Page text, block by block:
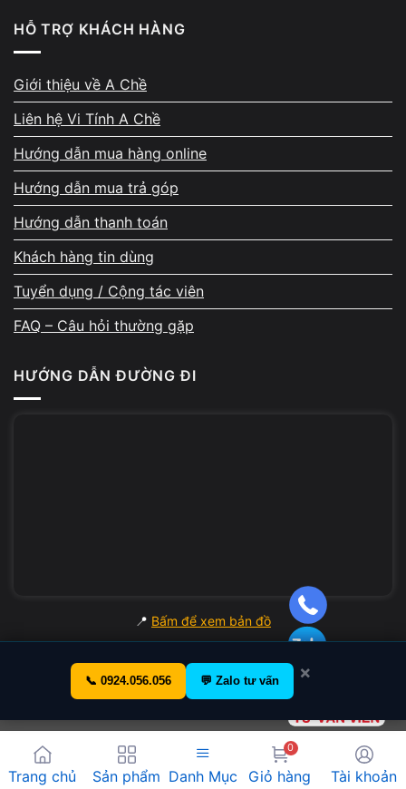
Render hoặc edit video bị lag
Đây là dấu hiệu cho thấy lớp keo cũ không còn truyền
nhiệt hiệu quả như ban đầu.
Laptop gaming có cần thay keo thường xuyên
hơn không?
Có. Laptop gaming thường:
Hoạt động ở hiệu năng cao
Sinh nhiệt lớn hơn laptop văn phòng
Khiến keo tản nhiệt xuống cấp nhanh hơn
Với các dòng gaming hoặc workstation:
Nên vệ sinh khoảng 3 – 6 tháng/lần
Dấu Hiệu Laptop Cần Thay Keo Tản
Laptop nóng nhanh dù mới mở máy
Trang chủ Sản phẩm Danh Mục
0
Giỏ hàng Tài khoản
HỖ TRỢ KHÁCH HÀNG
Giới thiệu về A Chề
Liên hệ Vi Tính A Chề
Hướng dẫn mua hàng online
Hướng dẫn mua trả góp
Hướng dẫn thanh toán
Khách hàng tin dùng
Tuyển dụng / Cộng tác viên
FAQ – Câu hỏi thường gặp
HƯỚNG DẪN ĐƯỜNG ĐI
📍 Bấm để xem bản đồ
📞 0924.056.056 💬 Zalo tư vấn ×